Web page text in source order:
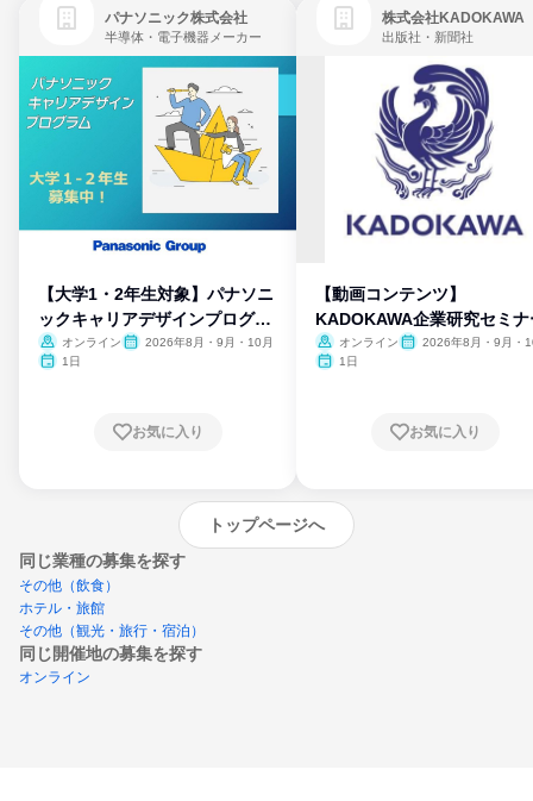
パナソニック株式会社
半導体・電子機器メーカー
【大学1・2年生対象】パナソニ
ックキャリアデザインプログラ
ム
オンライン
2026年8月・9月・10月
1日
お気に入り
株式会社KADOKAWA
出版社・新聞社
【動画コンテンツ】
KADOKAWA企業研究セミナ
オンライン
2026年8月・9月・
1日
お気に入り
トップページへ
同じ業種の募集を探す
その他（飲食）
ホテル・旅館
その他（観光・旅行・宿泊）
同じ開催地の募集を探す
オンライン